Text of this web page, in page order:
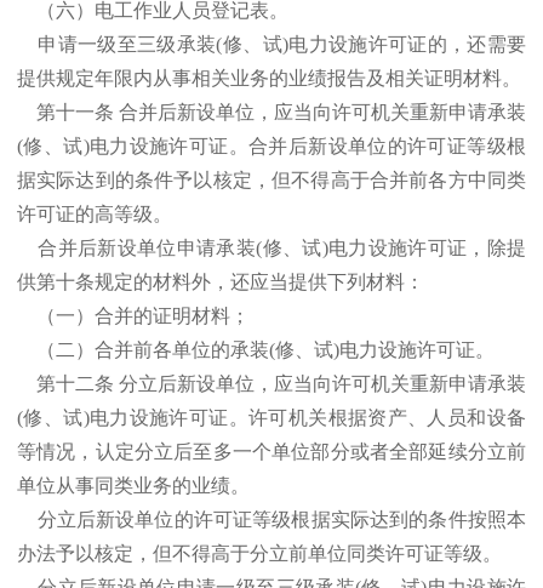
（六）电工作业人员登记表。
申请一级至三级承装(修、试)电力设施许可证的，还需要
提供规定年限内从事相关业务的业绩报告及相关证明材料。
第十一条 合并后新设单位，应当向许可机关重新申请承装
(修、试)电力设施许可证。合并后新设单位的许可证等级根
据实际达到的条件予以核定，但不得高于合并前各方中同类
许可证的高等级。
合并后新设单位申请承装(修、试)电力设施许可证，除提
供第十条规定的材料外，还应当提供下列材料：
（一）合并的证明材料；
（二）合并前各单位的承装(修、试)电力设施许可证。
第十二条 分立后新设单位，应当向许可机关重新申请承装
(修、试)电力设施许可证。许可机关根据资产、人员和设备
等情况，认定分立后至多一个单位部分或者全部延续分立前
单位从事同类业务的业绩。
分立后新设单位的许可证等级根据实际达到的条件按照本
办法予以核定，但不得高于分立前单位同类许可证等级。